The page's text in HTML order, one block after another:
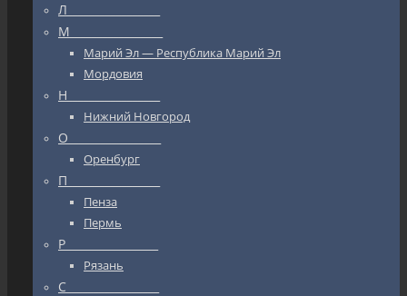
Л_________________
М_________________
Марий Эл — Республика Марий Эл
Мордовия
Н_________________
Нижний Новгород
О_________________
Оренбург
П_________________
Пенза
Пермь
Р_________________
Рязань
С_________________